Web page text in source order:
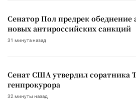
Сенатор Пол предрек обеднение
новых антироссийских санкций
31 минута назад
Сенат США утвердил соратника
генпрокурора
32 минуты назад